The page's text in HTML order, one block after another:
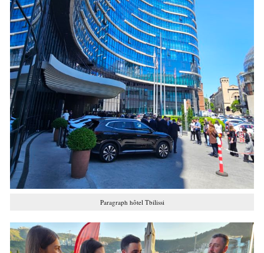
Paragraph hôtel Tbilissi